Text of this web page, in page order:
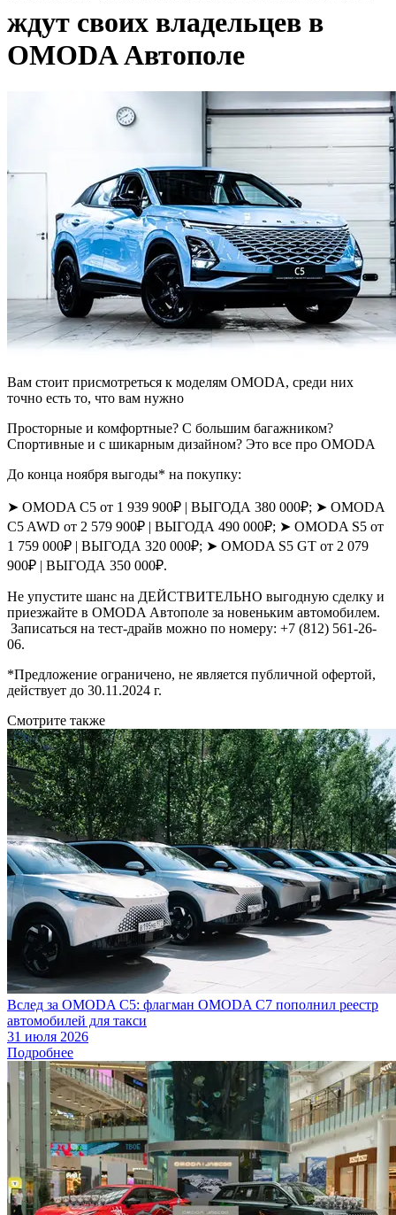
ждут своих владельцев в
OMODA Автополе
Вам стоит присмотреться к моделям OMODA, среди них
точно есть то, что вам нужно
Просторные и комфортные? С большим багажником?
Спортивные и с шикарным дизайном? Это все про OMODA
До конца ноября выгоды* на покупку:
➤ OMODA C5 от 1 939 900₽ | ВЫГОДА 380 000₽; ➤ OMODA
C5 AWD от 2 579 900₽ | ВЫГОДА 490 000₽; ➤ OMODA S5 от
1 759 000₽ | ВЫГОДА 320 000₽; ➤ OMODA S5 GT от 2 079
900₽ | ВЫГОДА 350 000₽.
Не упустите шанс на ДЕЙСТВИТЕЛЬНО выгодную сделку и
приезжайте в OMODA Автополе за новеньким автомобилем.
Записаться на тест-драйв можно по номеру: +7 (812) 561-26-
06.
*Предложение ограничено, не является публичной офертой,
действует до 30.11.2024 г.
Смотрите также
Вслед за OMODA C5: флагман OMODA C7 пополнил реестр
автомобилей для такси
31 июля 2026
Подробнее